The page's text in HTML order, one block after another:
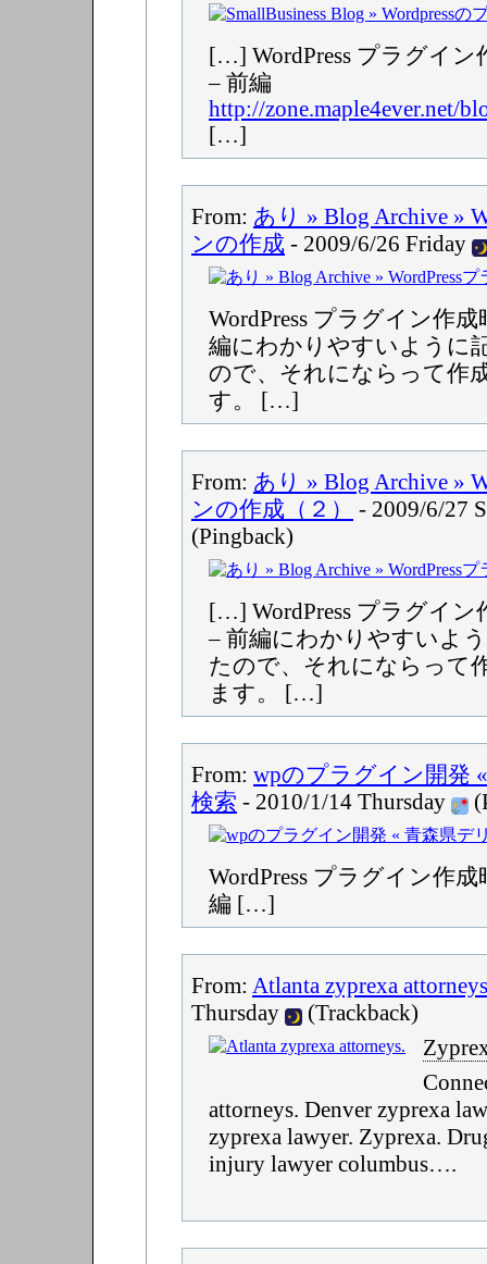
[…] WordPress プラグイ
– 前編
http://zone.maple4ever.net/
[…]
From: あり » Blog Archive »
ンの作成 - 2009/6/26 Friday
WordPress プラグイン作
編にわかりやすいように
ので、それにならって作
す。 […]
From: あり » Blog Archive »
ンの作成（２）
- 2009/6/27
(Pingback)
[…] WordPress プラグイ
– 前編にわかりやすいよ
たので、それにならって
ます。 […]
From: wpのプラグイン開発
検索 - 2010/1/14 Thursday
WordPress プラグイン作
編 […]
From: Atlanta zyprexa
Thursday
(Trackback)
attorneys. Denver zyprexa
zyprexa lawyer. Zyprexa.
injury lawyer columbus….